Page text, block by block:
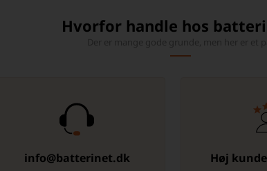
Hvorfor handle hos
info@batterinet.dk Høj